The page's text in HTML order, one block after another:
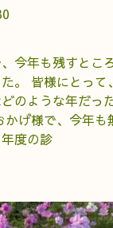
今年も残すとこ
。 皆様にとって
のような年だっ
かげ様で、今年も
度の診